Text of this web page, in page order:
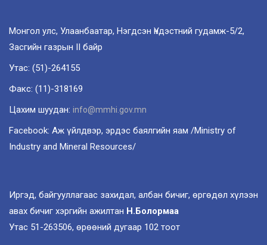
Монгол улс, Улаанбаатар, Нэгдсэн Үндэстний гудамж-5/2,
Засгийн газрын II байр
Утас: (51)-264155
Факс: (11)-318169
Цахим шуудан: info@mmhi.gov.mn
Facebook: Аж үйлдвэр, эрдэс баялгийн яам /Ministry of
Industry and Mineral Resources/
Иргэд, байгууллагаас захидал, албан бичиг, өргөдөл хүлээн
авах бичиг хэргийн ажилтан Н.Болормаа
Утас 51-263506, өрөөний дугаар 102 тоот